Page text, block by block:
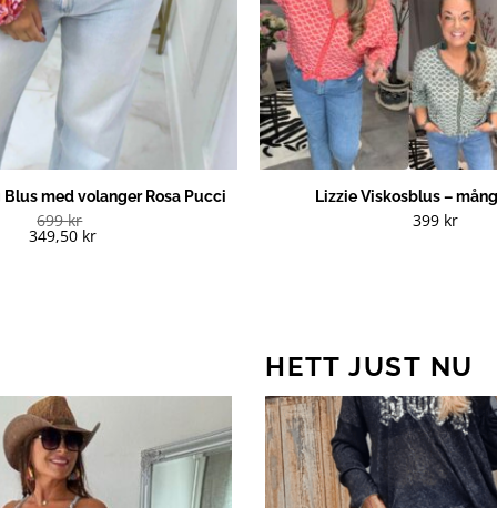
med volanger Rosa Pucci
699kr
349,50 kr
Lizzie Viskosblus –
399 kr
HETT JUST NU